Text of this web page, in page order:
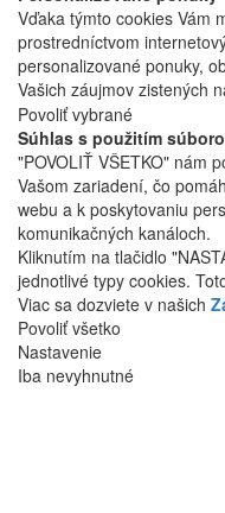
Vďaka týmto cookies Vám
prostredníctvom
personalizované ponuky,
Vašich záujmov zistených
Povoliť vybrané
Súhlas s použitím
"POVOLIŤ VŠETKO" nám
Vašom zariadení, čo
webu a k poskytovaniu
komunikačných kanáloch.
Kliknutím na tlačidlo
jednotlivé typy cookies.
Viac sa dozviete v našich
Povoliť všetko
Nastavenie
Iba nevyhnutné